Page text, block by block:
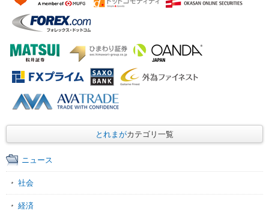
とれまがカテゴリ一覧
ニュース
社会
経済